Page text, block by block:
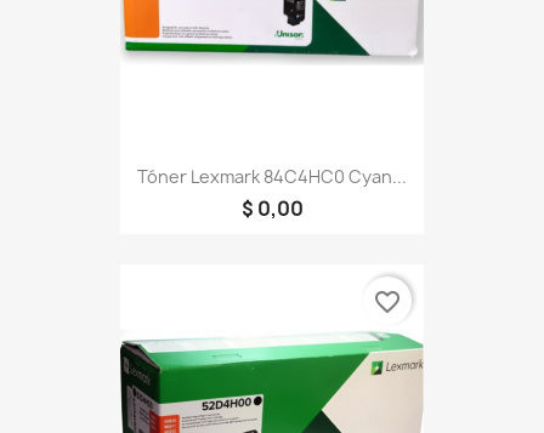
Tóner Lexmark 84C4HC0 Cyan...
$ 0,00
favorite_border